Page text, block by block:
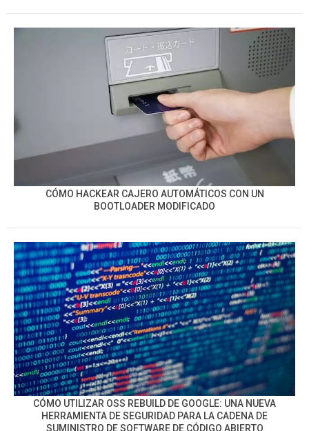
CÓMO HACKEAR CAJERO AUTOMÁTICOS CON UN
BOOTLOADER MODIFICADO
CÓMO UTILIZAR OSS REBUILD DE GOOGLE: UNA NUEVA
HERRAMIENTA DE SEGURIDAD PARA LA CADENA DE
SUMINISTRO DE SOFTWARE DE CÓDIGO ABIERTO